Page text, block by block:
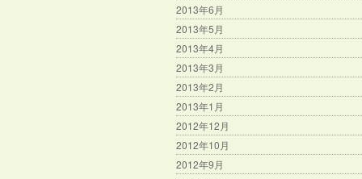
2013年6月
2013年5月
2013年4月
2013年3月
2013年2月
2013年1月
2012年12月
2012年10月
2012年9月